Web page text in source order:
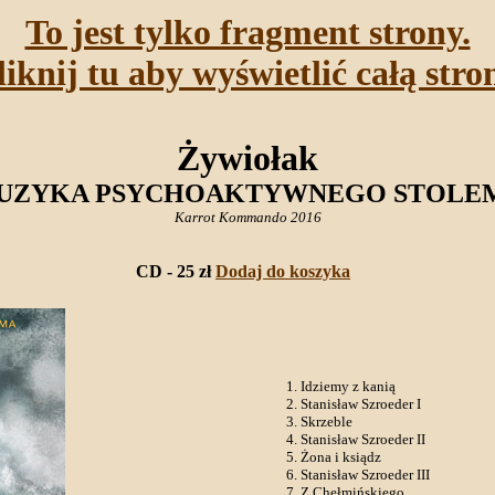
To jest tylko fragment strony.
tu aby wyświetlić całą
Żywiołak
PSYCHOAKTYWNEGO
Karrot Kommando 2016
CD - 25 złDodaj do koszyka
Idziemy z kanią
Stanisław Szroeder I
Skrzeble
Stanisław Szroeder II
Żona i ksiądz
Stanisław Szroeder III